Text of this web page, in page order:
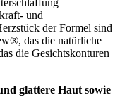
und
der Formel sind
das die natürliche
die Gesichtskonturen
glattere Haut sowie